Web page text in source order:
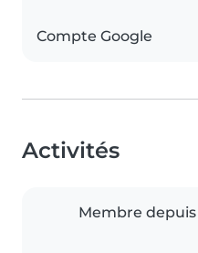
Compte Google
Activités
Membre depuis